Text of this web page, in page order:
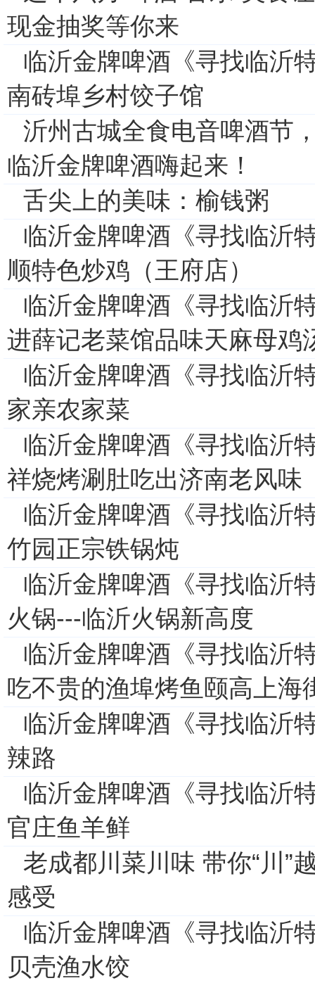
现金抽奖等你来
临沂金牌啤酒《寻找临沂
南砖埠乡村饺子馆
沂州古城全食电音啤酒节
临沂金牌啤酒嗨起来！
舌尖上的美味：榆钱粥
临沂金牌啤酒《寻找临沂
顺特色炒鸡（王府店）
临沂金牌啤酒《寻找临沂
进薛记老菜馆品味天麻母鸡
临沂金牌啤酒《寻找临沂
家亲农家菜
临沂金牌啤酒《寻找临沂
祥烧烤涮肚吃出济南老风味
临沂金牌啤酒《寻找临沂
竹园正宗铁锅炖
临沂金牌啤酒《寻找临沂
火锅---临沂火锅新高度
临沂金牌啤酒《寻找临沂
吃不贵的渔埠烤鱼颐高上海
临沂金牌啤酒《寻找临沂
辣路
临沂金牌啤酒《寻找临沂
官庄鱼羊鲜
老成都川菜川味 带你“川”
感受
临沂金牌啤酒《寻找临沂
贝壳渔水饺